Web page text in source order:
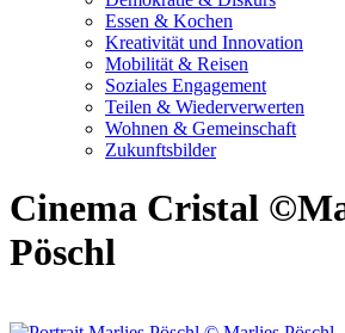
Essen & Kochen
Kreativität und Innovation
Mobilität & Reisen
Soziales Engagement
Teilen & Wiederverwerten
Wohnen & Gemeinschaft
Zukunftsbilder
Cinema Cristal
Pöschl